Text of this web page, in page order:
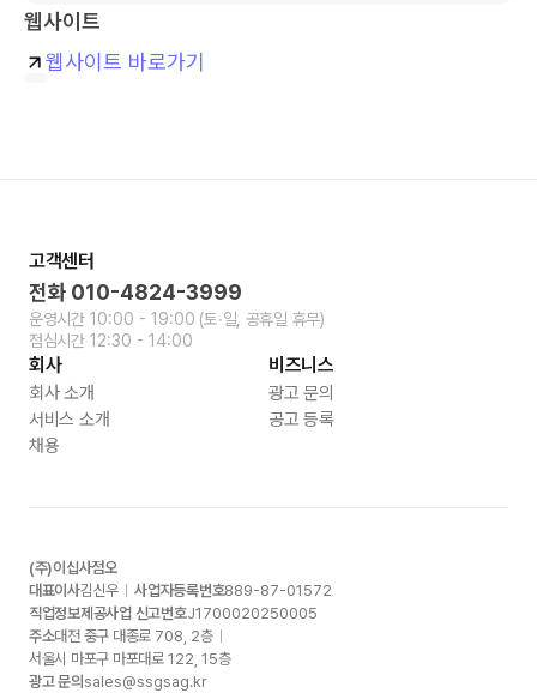
웹사이트
웹사이트 바로가기
고객센터
전화 010-4824-3999
운영시간 10:00 - 19:00 (토∙일, 공휴일 휴무)
점심시간 12:30 - 14:00
회사
회사 소개
서비스 소개
채용
비즈니스
광고 문의
공고 등록
(주)이십사점오
대표이사김신우 사업자등록번호889-87-01572
직업정보제공사업 신고번호J1700020250005
주소대전 중구 대종로 708, 2층
서울시 마포구 마포대로 122, 15층
광고 문의 sales@ssgsag.kr